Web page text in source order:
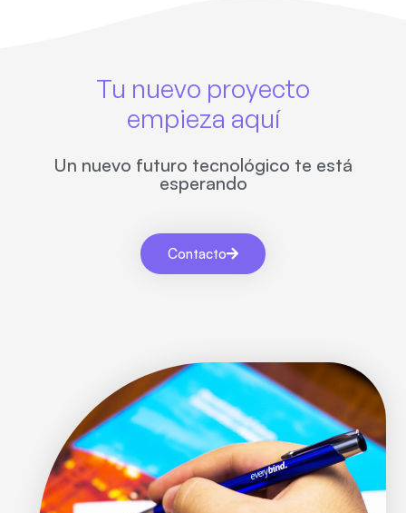
Tu nuevo proyecto
empieza aquí
Un nuevo futuro tecnológico te está
esperando
Contacto